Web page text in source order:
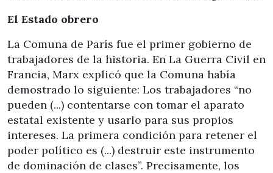
El Estado obrero
La Comuna de París fue el primer gobierno de
trabajadores de la historia. En La Guerra Civil en
Francia, Marx explicó que la Comuna había
demostrado lo siguiente: Los trabajadores “no
pueden (...) contentarse con tomar el aparato
estatal existente y usarlo para sus propios
intereses. La primera condición para retener el
poder político es (...) destruir este instrumento
de dominación de clases”. Precisamente, los